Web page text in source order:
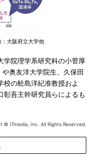
大阪府立大学他
院理学系研究科の小菅厚
奥友洋大学院生、久保田
校の舩島洋紀准教授およ
彰吾主幹研究員らによるも
© ITmedia, Inc. All Rights Reserved.